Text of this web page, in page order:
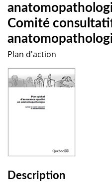
Comité
Plan d'action
Description